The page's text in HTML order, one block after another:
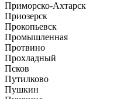
Приморско-Ахтарск
Приозерск
Прокопьевск
Промышленная
Протвино
Прохладный
Псков
Путилково
Пушкин